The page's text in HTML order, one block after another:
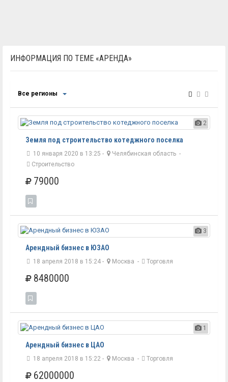
ИНФОРМАЦИЯ ПО ТЕМЕ «АРЕНДА»
Все регионы
2
Земля под строительство котеджного поселка
10 января 2020 в 13:25 - Челябинская область -
Строительство
79000
3
Арендный бизнес в ЮЗАО
18 апреля 2018 в 15:24 - Москва - Торговля
8480000
1
Арендный бизнес в ЦАО
18 апреля 2018 в 15:22 - Москва - Торговля
62000000